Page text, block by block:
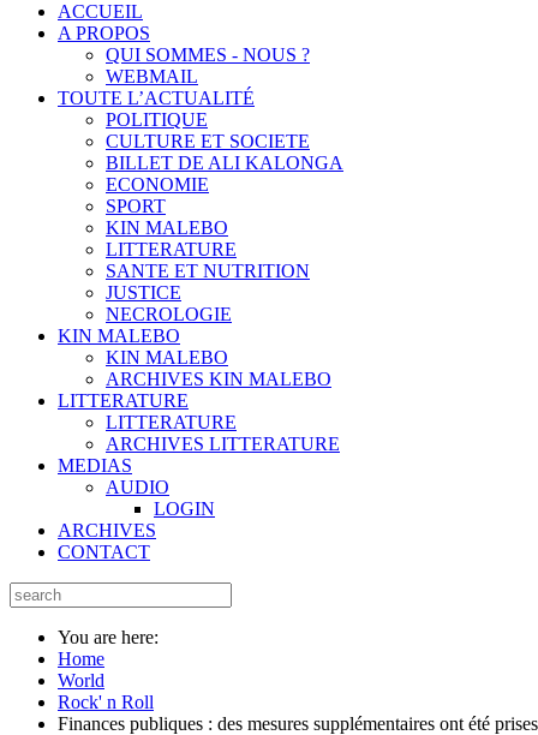
ACCUEIL
A PROPOS
QUI SOMMES - NOUS ?
WEBMAIL
TOUTE L’ACTUALITÉ
POLITIQUE
CULTURE ET SOCIETE
BILLET DE ALI KALONGA
ECONOMIE
SPORT
KIN MALEBO
LITTERATURE
SANTE ET NUTRITION
JUSTICE
NECROLOGIE
KIN MALEBO
KIN MALEBO
ARCHIVES KIN MALEBO
LITTERATURE
LITTERATURE
ARCHIVES LITTERATURE
MEDIAS
AUDIO
LOGIN
ARCHIVES
CONTACT
You are here:
Home
World
Rock' n Roll
Finances publiques : des mesures supplémentaires ont été